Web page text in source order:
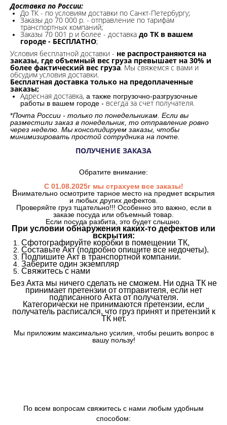
Доставка по России:
До ТК - по условиям доставки по Санкт-Петербургу;
Заказы до 70 000 р. - отправление по тарифам
транспортных компаний;
Заказы 70 001 р и более - доставка до ТК в вашем
городе - БЕСПЛАТНО;
Условия бесплатной доставки - не распространяются на
заказы, где объемный вес груза превышает на 30% и
более фактический вес груза. Мы свяжемся с вами и
обсудим условия доставки.
Бесплатная доставка только на предоплаченные
заказы;
Адресная доставка, а также погрузочно-разгрузочные
работы в вашем городе - всегда за счет получателя.
*Почта России - только по понедельникам. Если вы
разместили заказ в понедельник, то отправление ровно
через неделю. Мы консолидируем заказы, чтобы
минимизировать простой сотрудника на почте.
ПОЛУЧЕНИЕ ЗАКАЗА
Обратите внимание:
С 01.08.2025г мы страхуем все заказы!
Внимательно осмотрите тарное место на предмет вскрытия
и любых других дефектов.
Проверяйте груз тщательно!!! Особенно это важно, если в
заказе посуда или объемный товар.
Если посуда разбита, это будет слышно.
При условии обнаружения каких-то дефектов или
вскрытия:
Сфотографируйте коробки в помещении ТК,
Составьте Акт (подробно опишите все недочеты).
Подпишите Акт в транспортной компании.
Заберите один экземпляр
Свяжитесь с нами
Без Акта мы ничего сделать не сможем. Ни одна ТК не
принимает претензии от отправителя, если нет
подписанного Акта от получателя.
Категорически не принимаются претензии, если
получатель расписался, что груз принят и претензий к
ТК нет.
Мы приложим максимально усилия, чтобы решить вопрос в
вашу пользу!
По всем вопросам свяжитесь с нами любым удобным
способом: